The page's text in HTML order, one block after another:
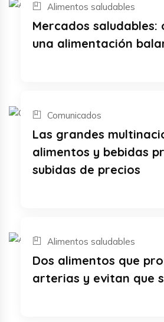
Alimentos saludables
Mercados saludables:
una alimentación
Comunicados
Las grandes
alimentos y bebidas
subidas de precios
Alimentos saludables
Dos alimentos que
arterias y evitan que